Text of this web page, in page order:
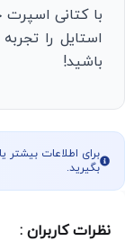
با کتانی اسپرت
استایل را
باشید!
برای اطلاعات بیشتر
بگیرید.
نظرات کاربران :